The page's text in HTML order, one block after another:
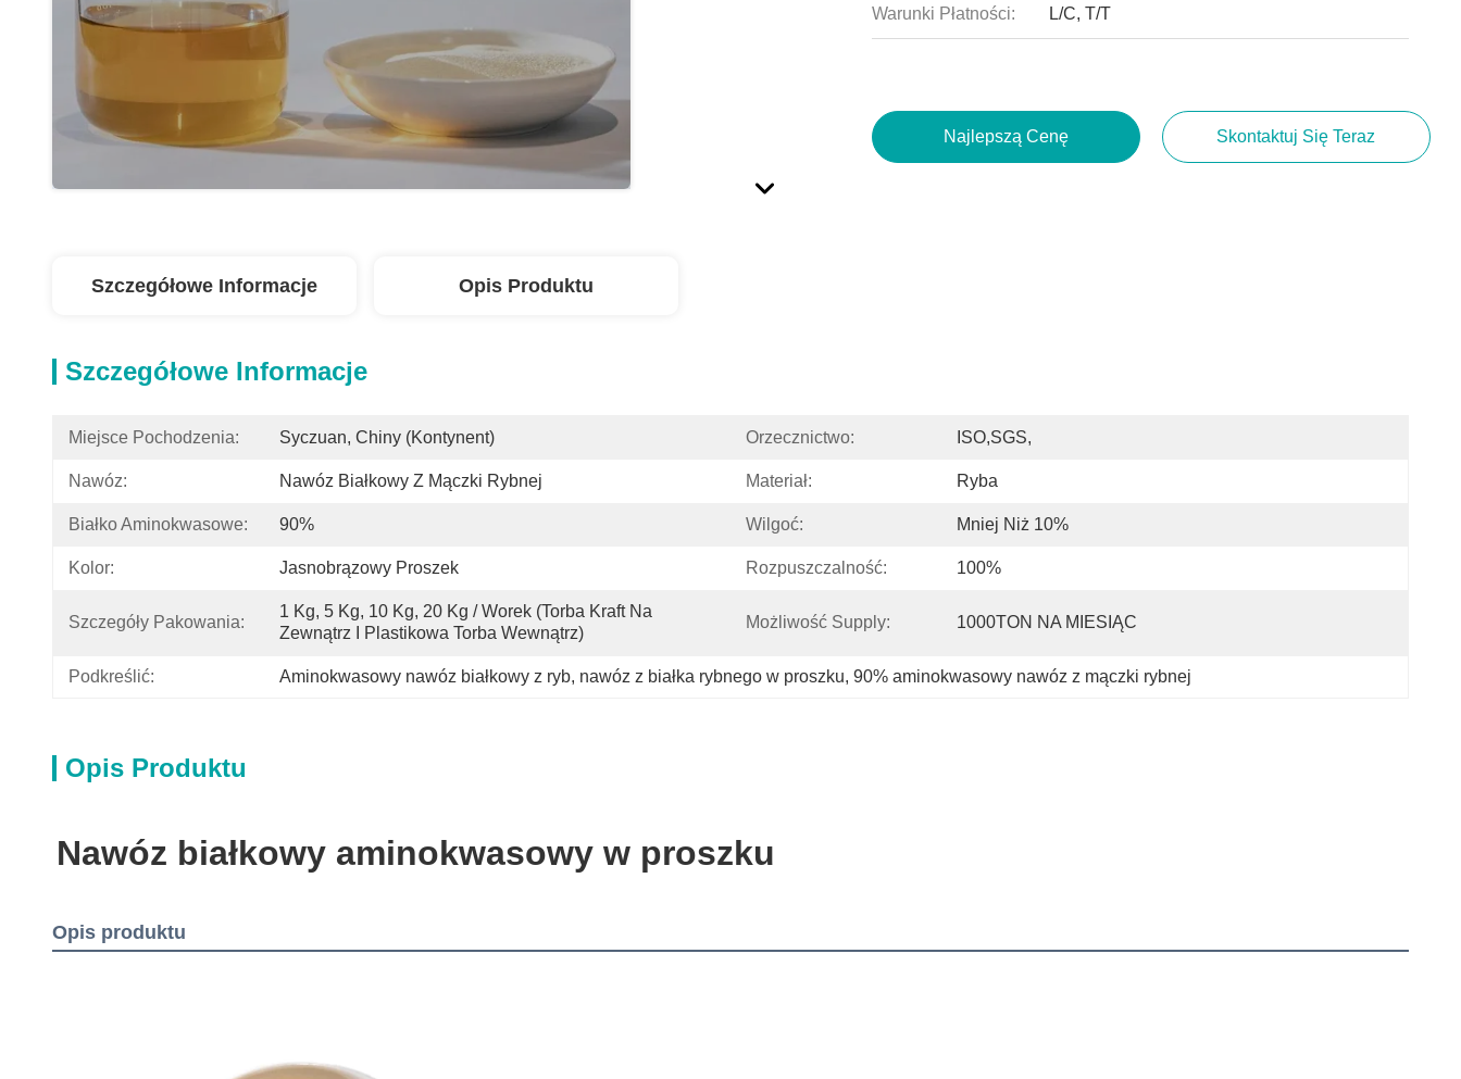
Warunki Płatności: L/C, T/T
Najlepszą Cenę Skontaktuj Się Teraz
Szczegółowe Informacje Opis Produktu
Szczegółowe Informacje
Miejsce Pochodzenia: Syczuan, Chiny (kontynent) Orzecznictwo: ISO,SGS,
Nawóz: Nawóz Białkowy Z Mączki Rybnej Materiał: Ryba
Białko Aminokwasowe: 90% Wilgoć: Mniej Niż 10%
Kolor: Jasnobrązowy Proszek Rozpuszczalność: 100%
Szczegóły Pakowania:
1 Kg, 5 Kg, 10 Kg, 20 Kg / Worek (torba Kraft Na
Zewnątrz I Plastikowa Torba Wewnątrz)
Możliwość Supply: 1000TON NA MIESIĄC
Podkreślić: Aminokwasowy nawóz białkowy z ryb, nawóz z białka rybnego w proszku, 90% aminokwasowy nawóz z mączki rybnej
Opis Produktu
Nawóz białkowy aminokwasowy w proszku
Opis produktu